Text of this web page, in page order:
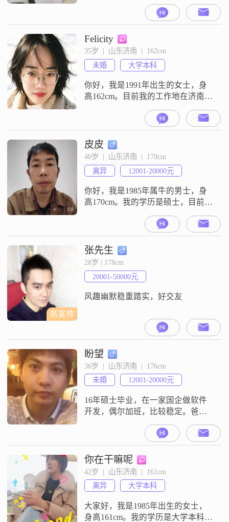
战。如果你也是一位热爱生活、真
诚待人的人，不妨让我们多一些了
解，也许我们能成为彼此生命中的
那个特别的人。
Felicity
35岁  |  山东济南  |  162cm
未婚
大学本科
你好，我是1991年出生的女士，身
高162cm。目前我的工作地在济南，
8000元之间。关于我的性格，我想
说自己是细腻敏感的，同时也是真
诚可靠的。我是一个理性冷静的
人，但平时也很开朗爱笑，对待生
活一直是乐观积极的态度。我热爱
生活，也一直追求简单幸福。平时
我有跑步健身的习惯，这让我保持
很好
皮皮
40岁  |  山东济南  |  170cm
离异
12001-20000元
你好，我是1985年属牛的男士，身
高170cm。我的学历是硕士，目前工
元之间。我的性格是稳重可靠、幽
默风趣、随和易相处，平时也是一
个勤俭节约的人。在感情里，我希
望能做到真诚可靠，以真诚相待的
态度去和对方相处。平时闲暇的时
候，我喜欢外出旅行，也喜欢登山
徒步和户外探险。对于未来的感情
高富帅
张先生
28岁 | 178cm
20001-50000元
风趣幽默稳重踏实，好交友
盼望
36岁  |  山东济南  |  176cm
未婚
12001-20000元
16年硕士毕业，在一家国企做软件
开发，偶尔加班，比较稳定。爸妈
在老家做生意，有哥哥姐姐，哥哥
在老家帮助爸妈忙活生意，姐姐在
济南。自认为生活独立，孝顺父
母，有上进心。在厦门3年研究生生
活也养成了独立生活习惯，做饭洗
衣都可以自己解决。喜欢慢跑，阅
读，厨艺。感情上曾有过一段即将
步入婚姻的爱情，最终的分开证明
还不是能陪伴一生的
你在干嘛呢
42岁  |  山东济南  |  161cm
离异
大学本科
大家好，我是1985年出生的女士，
身高161cm。我的学历是大学本科，